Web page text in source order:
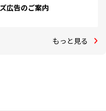
広告のご案内
もっと見る